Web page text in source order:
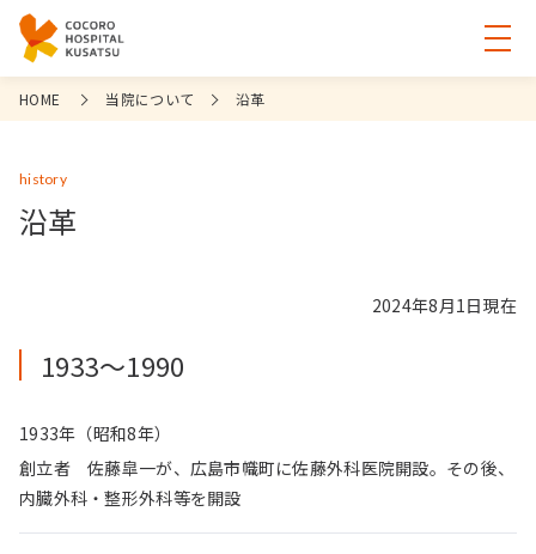
HOME 当院について 沿革
history
沿革
2024年8月1日現在
1933〜1990
1933年（昭和8年）
創立者 佐藤皐一が、広島市幟町に佐藤外科医院開設。その後、
内臓外科・整形外科等を開設